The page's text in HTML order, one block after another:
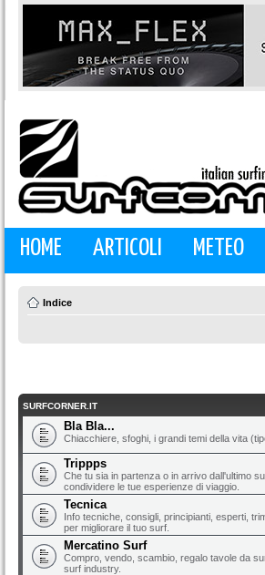
HOME ARTICOLI METEO
Indice
SURFCORNER.IT
Bla Bla...
Chiacchiere, sfoghi, i grandi temi della vita
Trippps
Che tu sia in partenza o in arrivo dall'ultimo
condividere le tue esperienze di viaggio.
Tecnica
Info tecniche, consigli, principianti, esperti,
per migliorare il tuo surf.
Mercatino Surf
Compro, vendo, scambio, regalo tavole da
surf industry.